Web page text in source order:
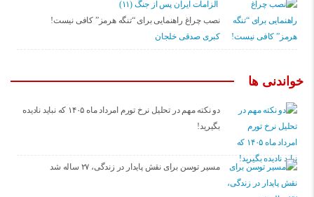
الزامات ایران پس از جنگ (۱۱)
نصب چراغ راهنمایی برای “تنگه هرمز” کافی نیست!
کبری صدقی خلجان
خواندنی ها
دو نکته مهم در تحلیل نرخ تورم امرداد ماه ۱۴۰۵ که نباید نادیده
بگیرید!
مسیر توسن برای نقش پایدار در زندگی، ۲۷ ساله شد